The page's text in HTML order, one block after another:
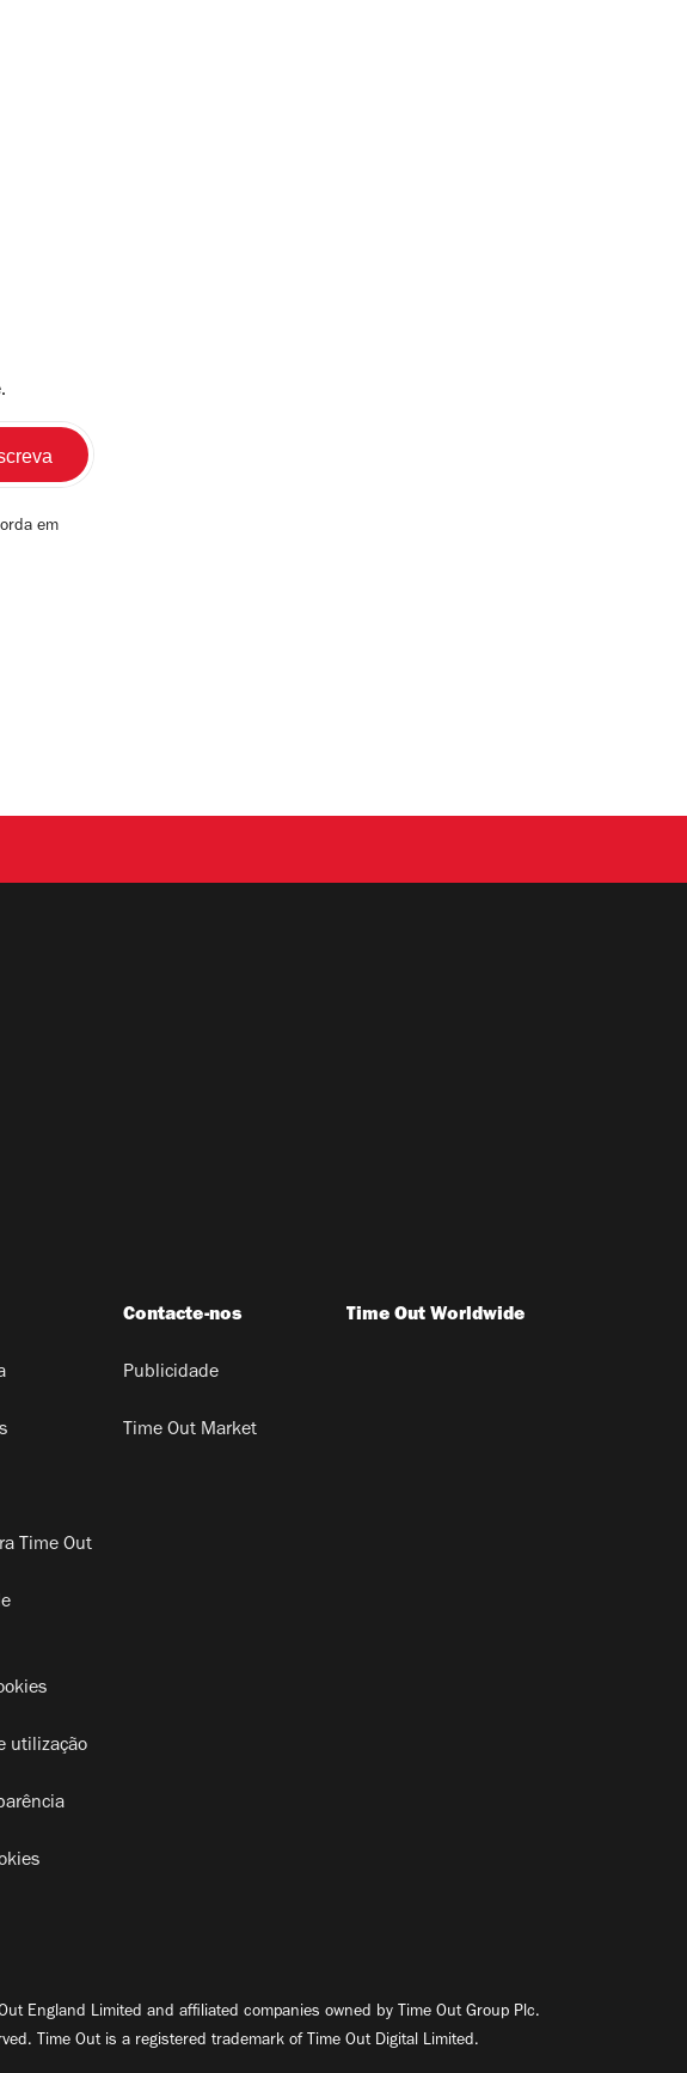
em
Time Out
utilização
Contacte-nos
Publicidade
Time Out Market
Time Out Worldwide
England Limited and affiliated companies owned by Time Out Group Plc.
Time Out is a registered trademark of Time Out Digital Limited.